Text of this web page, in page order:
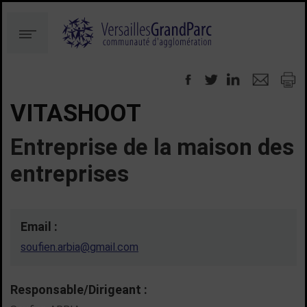
au
contenu
à
Menu
VITASHOOT
Entreprise de la maison des
entreprises
Responsable/Dirigeant :
Email :
soufien.arbia@gmail.com